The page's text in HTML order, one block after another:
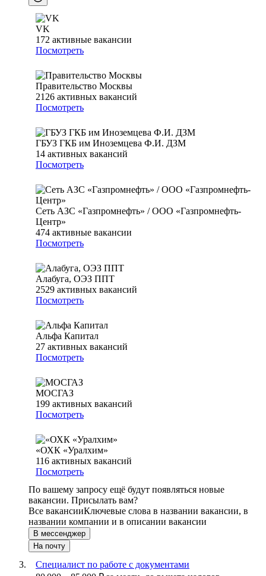
VK
172 активные вакансии
Посмотреть
Правительство Москвы
2126 активных вакансий
Посмотреть
ГБУЗ ГКБ им Иноземцева Ф.И. ДЗМ
14 активных вакансий
Посмотреть
Сеть АЗС «Газпромнефть» / ООО «Газпромнефть-
Центр»
474 активные вакансии
Посмотреть
Алабуга, ОЭЗ ППТ
2529 активных вакансий
Посмотреть
Альфа Капитал
27 активных вакансий
Посмотреть
МОСГАЗ
199 активных вакансий
Посмотреть
«ОХК «Уралхим»
116 активных вакансий
Посмотреть
По вашему запросу ещё будут появляться новые
вакансии. Присылать вам?
Все вакансииКлючевые слова в названии вакансии, в
названии компании и в описании вакансии
В мессенджер
На почту
Специалист по работе с документами